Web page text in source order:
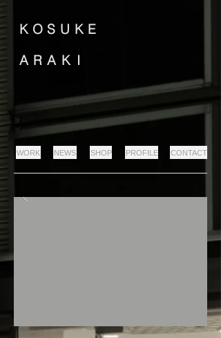
K OS U K E
A RA K I
WORK NEWS SHOP PROFILE CONTACT